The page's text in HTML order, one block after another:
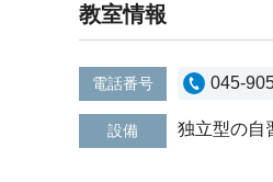
教室情報
電話番号 045-
設備 独立型の自